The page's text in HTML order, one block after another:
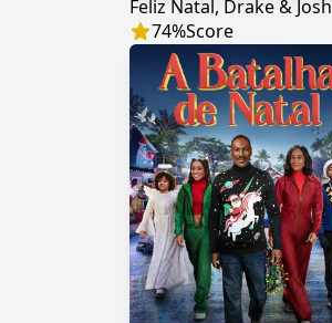
Feliz Natal, Drake & Josh
74%Score